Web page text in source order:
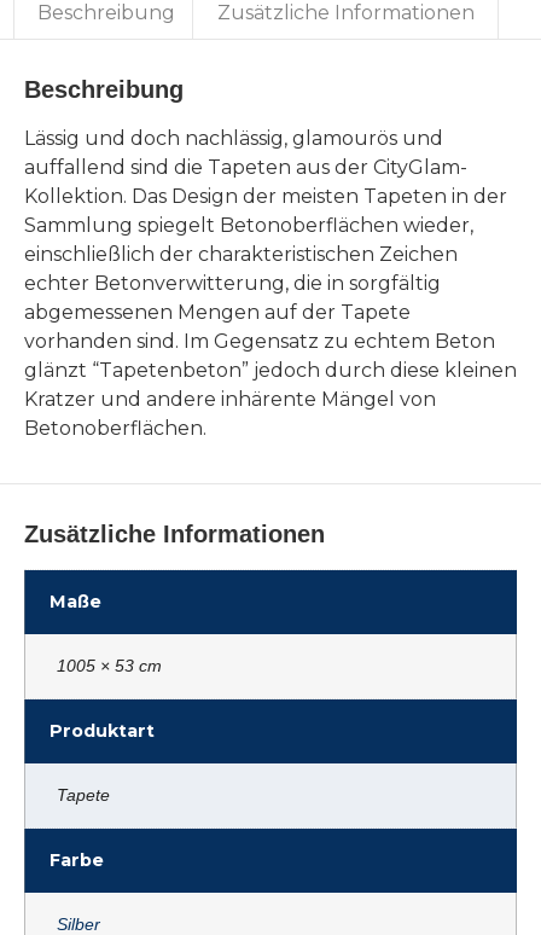
Beschreibung Zusätzliche Informationen
Beschreibung
Lässig und doch nachlässig, glamourös und
auffallend sind die Tapeten aus der CityGlam-
Kollektion. Das Design der meisten Tapeten in der
Sammlung spiegelt Betonoberflächen wieder,
einschließlich der charakteristischen Zeichen
echter Betonverwitterung, die in sorgfältig
abgemessenen Mengen auf der Tapete
vorhanden sind. Im Gegensatz zu echtem Beton
glänzt “Tapetenbeton” jedoch durch diese kleinen
Kratzer und andere inhärente Mängel von
Betonoberflächen.
Zusätzliche Informationen
Maße
1005 × 53 cm
Produktart
Tapete
Farbe
Silber